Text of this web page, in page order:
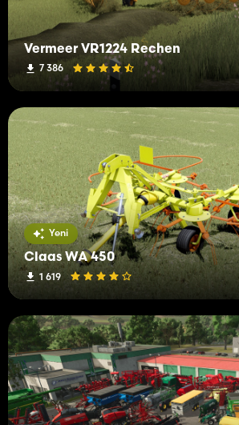
Vermeer VR1224 Rechen
7 386
Yeni
Claas WA 450
1 619